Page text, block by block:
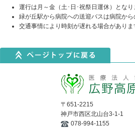
運行は月～金（土･日･祝祭日運休）となり
緑が丘駅から病院への送迎バスは病院から
交通事情により時刻が遅れる場合がありま
〒651-2215
神戸市西区北山台3-1-1
078-994-1155